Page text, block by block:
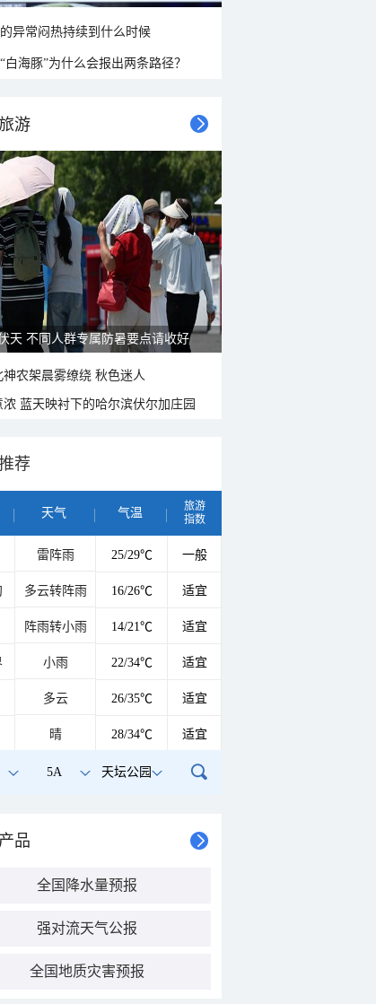
异常闷热持续到什么时候
白海豚”为什么会报出两条路径？
游
天 不同人群专属防暑要点请收好
神农架晨雾缭绕 秋色迷人
浓 蓝天映衬下的哈尔滨伏尔加庄园
荐
天气 气温
旅游
指数
雷阵雨 25/29℃ 一般
多云转阵雨 16/26℃ 适宜
阵雨转小雨 14/21℃ 适宜
小雨 22/34℃ 适宜
多云 26/35℃ 适宜
晴 28/34℃ 适宜
5A 天坛公园
品
全国降水量预报
强对流天气公报
全国地质灾害预报